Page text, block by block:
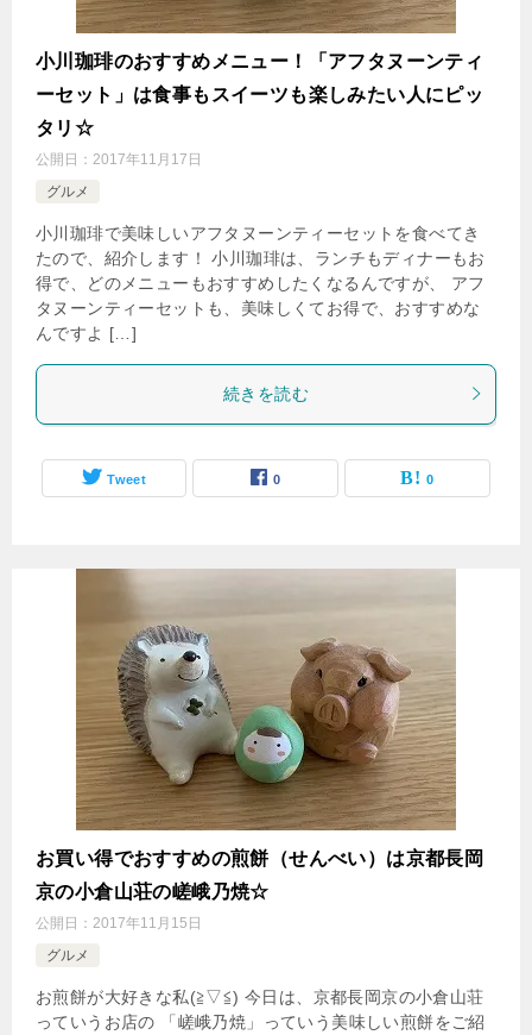
小川珈琲のおすすめメニュー！「アフタヌーンティ
ーセット」は食事もスイーツも楽しみたい人にピッ
タリ☆
公開日： 2017年11月17日
グルメ
小川珈琲で美味しいアフタヌーンティーセットを食べてき
たので、紹介します！ 小川珈琲は、ランチもディナーもお
得で、どのメニューもおすすめしたくなるんですが、 アフ
タヌーンティーセットも、美味しくてお得で、おすすめな
んですよ […]
続きを読む
Tweet 0 0
お買い得でおすすめの煎餅（せんべい）は京都長岡
京の小倉山荘の嵯峨乃焼☆
公開日： 2017年11月15日
グルメ
お煎餅が大好きな私(≧▽≦) 今日は、京都長岡京の小倉山荘
っていうお店の 「嵯峨乃焼」っていう美味しい煎餅をご紹